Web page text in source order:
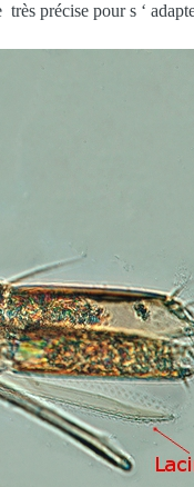
précise pour s ‘